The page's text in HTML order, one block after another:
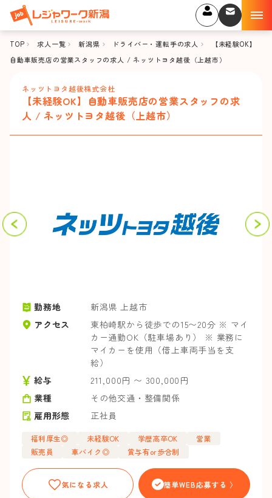
TOP 求人一覧 新潟県 ドライバー・運転手の求人
【未経験OK】
自動車販売店の営業スタッフの求人 / ネッツトヨタ越後（上越市）
ネッツトヨタ越後株式会杜
【未経験OK】自動車販売店の営業スタッフの求
人 / ネッツトヨタ越後（上越市）
勤務地
新潟県 上越市
アクセス
東柏崎駅から徒歩での15〜20分 ※ マイ
カー通勤OK（駐車場あり） ※ 業務に
マイカーを使用（借上車両手当を支
給）
給与
211,000円 〜 300,000円
業種
その他交通・整備関係
雇用形態
正社員
福利厚生◎ 未経験OK 学歴高卒OK
営業
販売員
車バイク◎ 賞与有or歩合制
気になる求人 簡単WEB応募する 〉